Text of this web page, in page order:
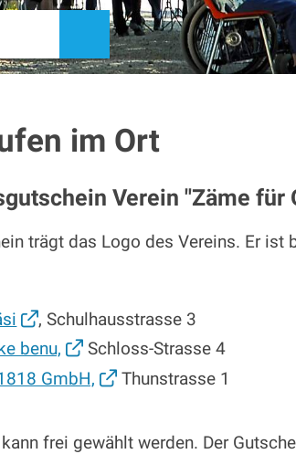
suchen
im Ort
Verein "Zäme für
trägt das Logo des Vereins. Er ist
, Schulhausstrasse 3
benu,
Schloss-Strasse 4
GmbH,
Thunstrasse 1
frei gewählt werden. Der